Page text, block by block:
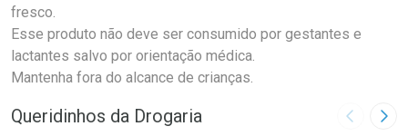
fresco.
Esse produto não deve ser consumido por gestantes e
lactantes salvo por orientação médica.
Mantenha fora do alcance de crianças.
Queridinhos da Drogaria Imagem